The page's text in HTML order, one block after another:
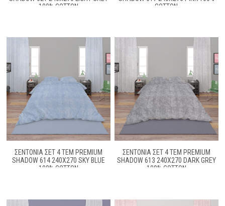
100% COTTON
COTTON
ΣΕΝΤΌΝΙΑ ΣΕΤ 4 ΤΕΜ PREMIUM
SHADOW 614 240X270 SKY BLUE
100% COTTON
ΣΕΝΤΌΝΙΑ ΣΕΤ 4 ΤΕΜ PREMIUM
SHADOW 613 240X270 DARK GREY
100% COTTON